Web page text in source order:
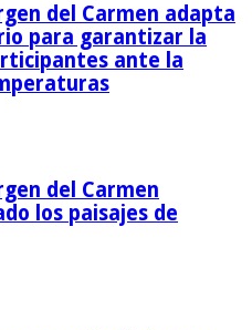
del Carmen adapta
para garantizar la
ante la
del Carmen
los paisajes de